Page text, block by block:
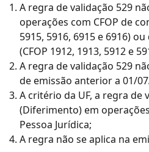
A regra de validação 529
operações com CFOP de
5915, 5916, 6915 e 6916)
(CFOP 1912, 1913, 5912 e
A regra de validação 529
de emissão anterior a 01/
A critério da UF, a regra de
(Diferimento) em
Pessoa Jurídica;
A regra não se aplica na